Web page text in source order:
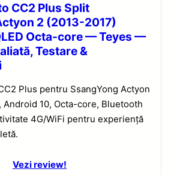
CC2 Plus Split
2 (2013-2017)
Octa-core — Teyes —
Testare &
Plus pentru SsangYong Actyon
Android 10, Octa-core, Bluetooth
4G/WiFi pentru experiență
Vezi review!